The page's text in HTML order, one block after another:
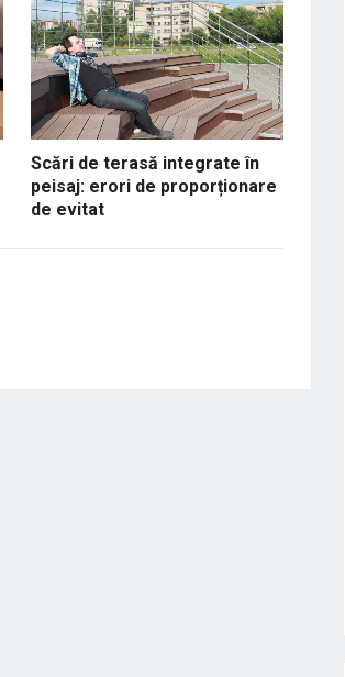
Scări de terasă integrate în
peisaj: erori de proporționare
de evitat